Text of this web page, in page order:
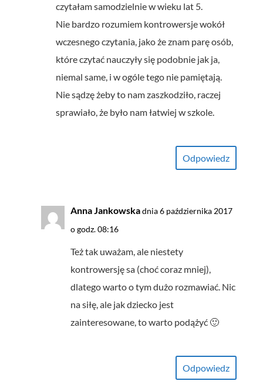
czytałam samodzielnie w wieku lat 5.
Nie bardzo rozumiem kontrowersje wokół
wczesnego czytania, jako że znam parę osób,
które czytać nauczyły się podobnie jak ja,
niemal same, i w ogóle tego nie pamiętają.
Nie sądzę żeby to nam zaszkodziło, raczej
sprawiało, że było nam łatwiej w szkole.
Odpowiedz
Anna Jankowskadnia 6 października 2017
o godz. 08:16
Też tak uważam, ale niestety
kontrowersję sa (choć coraz mniej),
dlatego warto o tym dużo rozmawiać. Nic
na siłę, ale jak dziecko jest
zainteresowane, to warto podążyć 🙂
Odpowiedz